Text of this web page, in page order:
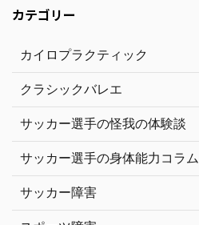
カテゴリー
カイロプラクティック
クラシックバレエ
サッカー選手の怪我の体験談
サッカー選手の身体能力コラム
サッカー障害